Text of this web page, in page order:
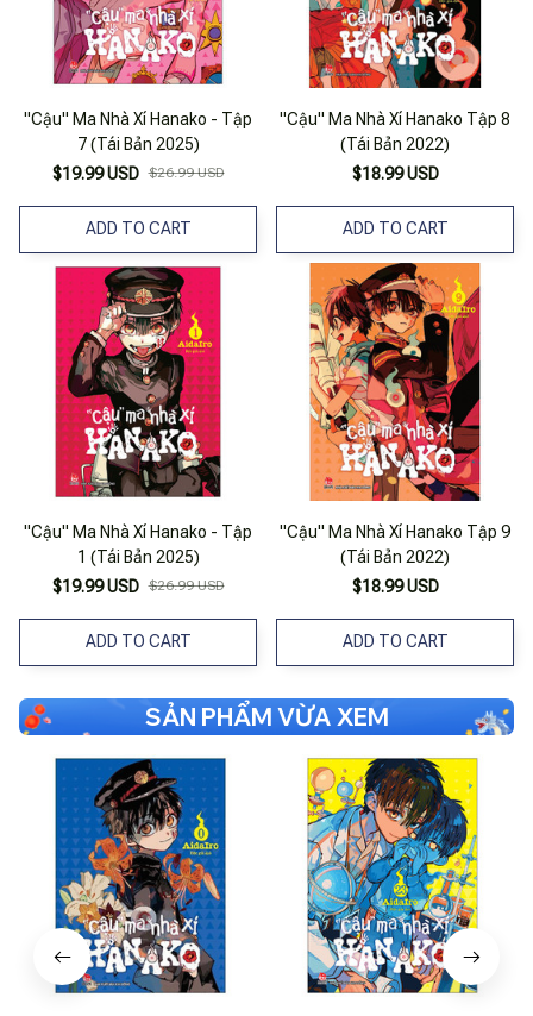
"Cậu" Ma Nhà Xí Hanako - Tập
7 (Tái Bản 2025)
$19.99 USD $26.99 USD
ADD TO CART
"Cậu" Ma Nhà Xí Hanako Tập 8
(Tái Bản 2022)
$18.99 USD
ADD TO CART
"Cậu" Ma Nhà Xí Hanako - Tập
1 (Tái Bản 2025)
$19.99 USD $26.99 USD
ADD TO CART
"Cậu" Ma Nhà Xí Hanako Tập 9
(Tái Bản 2022)
$18.99 USD
ADD TO CART
SẢN PHẨM VỪA XEM